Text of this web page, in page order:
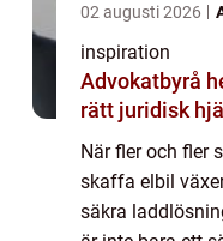
02 augusti 2026
inspiration
Advokatbyrå
rätt juridisk
När fler och fler
skaffa elbil
säkra